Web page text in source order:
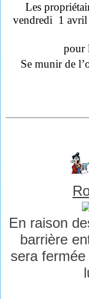
Les
vendredi 1 avril
pour
Se munir de
En raison
barrière
sera